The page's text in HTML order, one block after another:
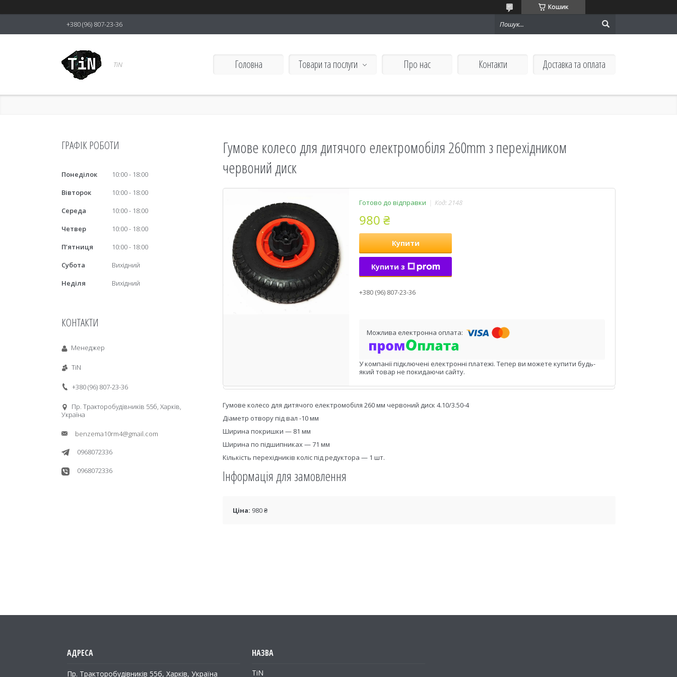
Кошик
+380 (96) 807-23-36
TiN Головна Товари та послуги Про нас Контакти Доставка та оплата
Гумове колесо для дитячого електромобіля 260mm з перехідником
червоний диск
Готово до відправки Код:2148
980 ₴
Купити
Купити з
+380 (96) 807-23-36
У компанії підключені електронні платежі. Тепер ви можете купити будь-
який товар не покидаючи сайту.
Гумове колесо для дитячого електромобіля 260 мм червоний диск 4.10/3.50-4
Діаметр отвору під вал -10 мм
Ширина покришки — 81 мм
Ширина по підшипниках — 71 мм
Кількість перехідників коліс під редуктора — 1 шт.
Інформація для замовлення
Ціна: 980 ₴
ГРАФІК РОБОТИ
Понеділок 10:00
18:00
Вівторок
10:00
18:00
Середа
10:00
18:00
Четвер
10:00
18:00
Пʼятниця
10:00
18:00
Субота
Вихідний
Неділя
Вихідний
КОНТАКТИ
Менеджер
TiN
+380 (96) 807-23-36
Пр. Тракторобудiвникiв 55б, Харків,
Україна
benzema10rm4@gmail.com
0968072336
0968072336
Пр. Тракторобудiвникiв 55б, Харків, Україна TiN